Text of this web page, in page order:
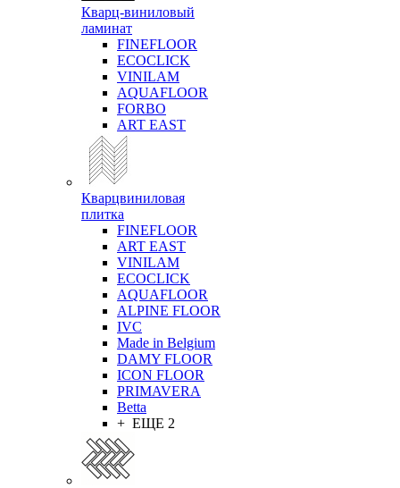
Кварц-виниловый
ламинат
FINEFLOOR
ECOCLICK
VINILAM
AQUAFLOOR
FORBO
ART EAST
Кварцвиниловая
плитка
FINEFLOOR
ART EAST
VINILAM
ECOCLICK
AQUAFLOOR
ALPINE FLOOR
IVC
Made in Belgium
DAMY FLOOR
ICON FLOOR
PRIMAVERA
Betta
+ ЕЩЕ 2